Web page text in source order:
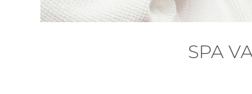
SPA